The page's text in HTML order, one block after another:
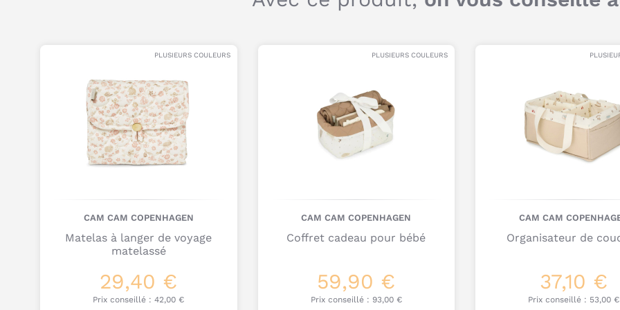
PLUSIEURS COULEURS
CAM CAM COPENHAGEN
Matelas à langer de voyage
matelassé
29,40 €
Prix conseillé :42,00 €
PLUSIEURS COULEURS
CAM CAM COPENHAGEN
Coffret cadeau pour bébé
59,90 €
Prix conseillé : 93,00 €
CAM CAM
Organisateur de
37,10 €
Prix conseillé : 53,00 €